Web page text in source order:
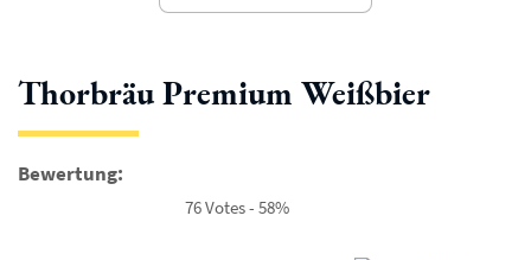
Thorbräu Premium Weißbier
Bewertung:
76 Votes - 58%